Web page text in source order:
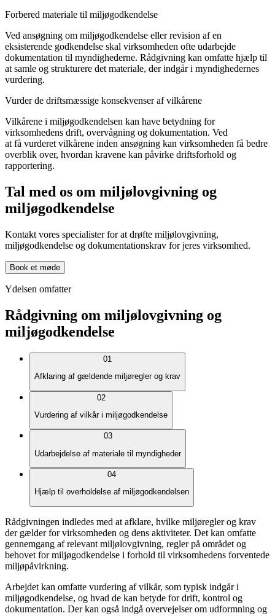
Forbered materiale til miljøgodkendelse
Ved ansøgning om miljøgodkendelse eller revision af en
eksisterende godkendelse skal virksomheden ofte udarbejde
dokumentation til myndighederne. Rådgivning kan omfatte hjælp til
at samle og strukturere det materiale, der indgår i myndighedernes
vurdering.
Vurder de driftsmæssige konsekvenser af vilkårene
Vilkårene i miljøgodkendelsen kan have betydning for
virksomhedens drift, overvågning og dokumentation. Ved
at få vurderet vilkårene inden ansøgning kan virksomheden få bedre
overblik over, hvordan kravene kan påvirke driftsforhold og
rapportering.
Tal med os om miljølovgivning og
miljøgodkendelse
Kontakt vores specialister for at drøfte miljølovgivning,
miljøgodkendelse og dokumentationskrav for jeres virksomhed.
Book et møde
Ydelsen omfatter
Rådgivning om miljølovgivning og
miljøgodkendelse
01
Afklaring af gældende miljøregler og krav
02
Vurdering af vilkår i miljøgodkendelse
03
Udarbejdelse af materiale til myndigheder
04
Hjælp til overholdelse af miljøgodkendelsen
Rådgivningen indledes med at afklare, hvilke miljøregler og krav
der gælder for virksomheden og dens aktiviteter. Det kan omfatte
gennemgang af relevant miljølovgivning, regler på området og
behovet for miljøgodkendelse i forhold til virksomhedens forventede
miljøpåvirkning.
Arbejdet kan omfatte vurdering af vilkår, som typisk indgår i
miljøgodkendelse, og hvad de kan betyde for drift, kontrol og
dokumentation. Der kan også indgå overvejelser om udformning og